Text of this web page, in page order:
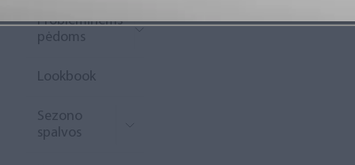
Probleminėms
pėdoms
Lookbook
Sezono
spalvos